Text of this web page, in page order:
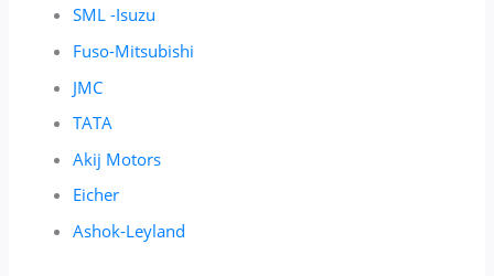
SML -Isuzu
Fuso-Mitsubishi
JMC
TATA
Akij Motors
Eicher
Ashok-Leyland